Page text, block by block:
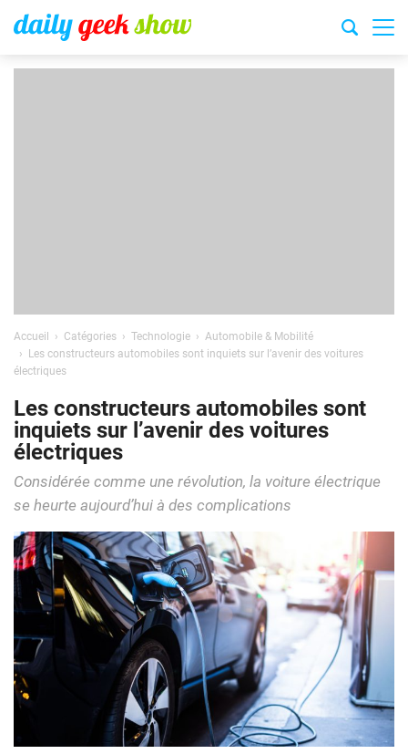
Accueil Catégories Technologie
Automobile & Mobilité
Les constructeurs automobiles sont inquiets sur l’avenir des voitures
électriques
Les constructeurs automobiles sont
inquiets sur l’avenir des voitures
électriques
Considérée comme une révolution, la voiture électrique
se heurte aujourd’hui à des complications